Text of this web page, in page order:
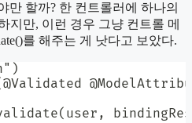
만 할까? 한 컨트롤러에 하나의
지만, 이런 경우 그냥 컨트롤 메
를 해주는 게 낫다고 보았다.